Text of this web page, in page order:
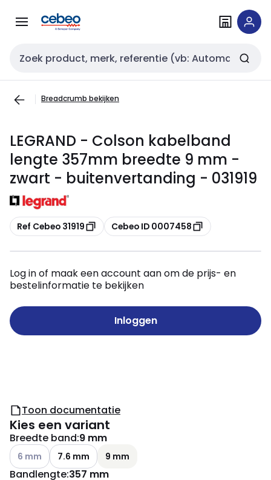
naar
naar
Zoekveld invoer
Breadcrumb bekijken
LEGRAND - Colson kabelband
lengte 357mm breedte 9 mm -
zwart - buitenvertanding - 031919
Kopiëren
Ref Cebeo 31919 Kopiëren
Cebeo ID 0007458
Log in of maak een account aan om de prijs- en
bestelinformatie te bekijken
Inloggen
Toon documentatie
Kies een variant
Breedte band:9 mm
Andere varianten (Huidige combinatie niet mogelijk)
6 mm 7.6 mm 9 mm
Bandlengte:357 mm